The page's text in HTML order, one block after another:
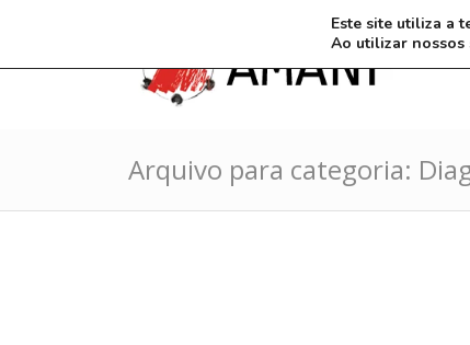
Arquivo para categoria:
Este site utiliza a
Ao utilizar nossos